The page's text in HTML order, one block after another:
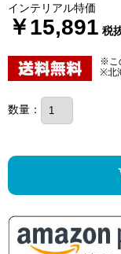
インテリアル特価
￥15,891 税
※こ
※北
数量：